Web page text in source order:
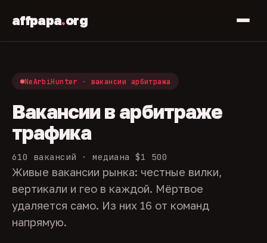
affpapa.org
NeArbiHunter · вакансии арбитража
Вакансии в арбитраже
трафика
610 вакансий · медиана $1 500
Живые вакансии рынка: честные вилки,
вертикали и гео в каждой. Мёртвое
удаляется само. Из них 16 от команд
напрямую.